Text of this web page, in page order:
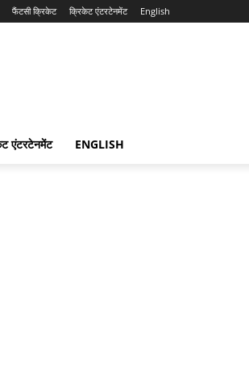
फैंटसी क्रिकेट क्रिकेट एंटरटेनमेंट English
एंटरटेनमेंट ENGLISH